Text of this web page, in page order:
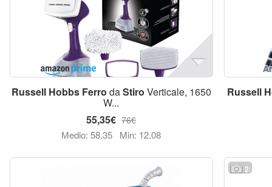
Russell Hobbs Ferro daStiro Verticale, 1650
W...
55,35€ 76€
Medio: 58,35 Min: 12,08
Russell
2